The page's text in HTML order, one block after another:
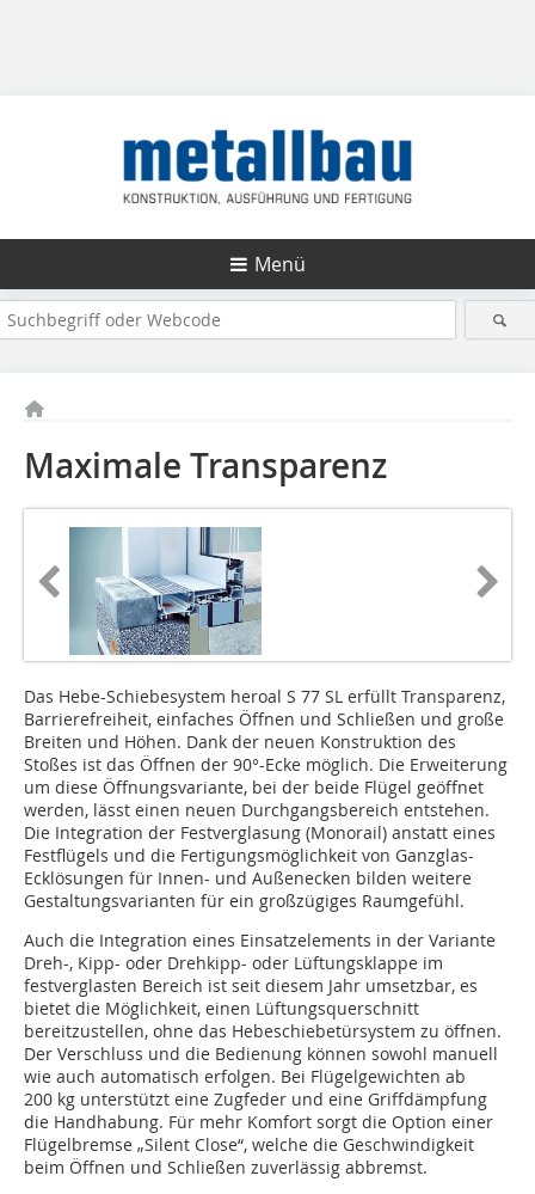
Menü
Maximale Transparenz
Das Hebe-Schiebesystem heroal S 77 SL erfüllt Transparenz,
Barrierefreiheit, einfaches Öffnen und Schließen und große
Breiten und Höhen. Dank der neuen Konstruktion des
Stoßes ist das Öffnen der 90°-Ecke möglich. Die Erweiterung
um diese Öffnungsvariante, bei der beide Flügel geöffnet
werden, lässt einen neuen Durchgangsbereich entstehen.
Die Integration der Festverglasung (Monorail) anstatt eines
Festflügels und die Fertigungsmöglichkeit von Ganzglas-
Ecklösungen für Innen- und Außenecken bilden weitere
Gestaltungsvarianten für ein großzügiges Raumgefühl.
Auch die Integration eines Einsatzelements in der Variante
Dreh-, Kipp- oder Drehkipp- oder Lüftungsklappe im
festverglasten Bereich ist seit diesem Jahr umsetzbar, es
bietet die Möglichkeit, einen Lüftungsquerschnitt
bereitzustellen, ohne das Hebeschiebetürsystem zu öffnen.
Der Verschluss und die Bedienung können sowohl manuell
wie auch automatisch erfolgen. Bei Flügelgewichten ab
200 kg unterstützt eine Zugfeder und eine Griffdämpfung
die Handhabung. Für mehr Komfort sorgt die Option einer
Flügelbremse „Silent Close“, welche die Geschwindigkeit
beim Öffnen und Schließen zuverlässig abbremst.